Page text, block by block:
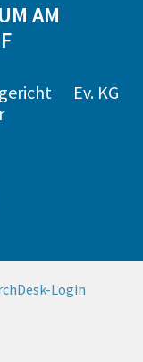
AM
Ev. KG
Login